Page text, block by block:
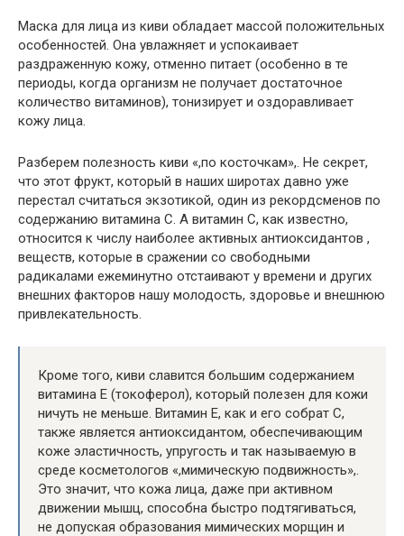
Маска для лица из киви обладает массой положительных
особенностей. Она увлажняет и успокаивает
раздраженную кожу, отменно питает (особенно в те
периоды, когда организм не получает достаточное
количество витаминов), тонизирует и оздоравливает
кожу лица.
Разберем полезность киви «,по косточкам»,. Не секрет,
что этот фрукт, который в наших широтах давно уже
перестал считаться экзотикой, один из рекордсменов по
содержанию витамина С. А витамин С, как известно,
относится к числу наиболее активных антиоксидантов ,
веществ, которые в сражении со свободными
радикалами ежеминутно отстаивают у времени и других
внешних факторов нашу молодость, здоровье и внешнюю
привлекательность.
Кроме того, киви славится большим содержанием
витамина Е (токоферол), который полезен для кожи
ничуть не меньше. Витамин Е, как и его собрат С,
также является антиоксидантом, обеспечивающим
коже эластичность, упругость и так называемую в
среде косметологов «,мимическую подвижность»,.
Это значит, что кожа лица, даже при активном
движении мышц, способна быстро подтягиваться,
не допуская образования мимических морщин и